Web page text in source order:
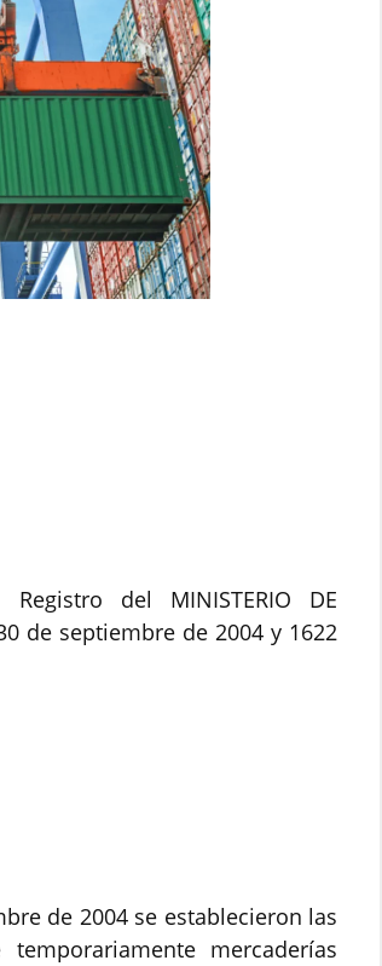
del MINISTERIO DE
de septiembre de 2004 y 1622
de 2004 se establecieron las
mercaderías